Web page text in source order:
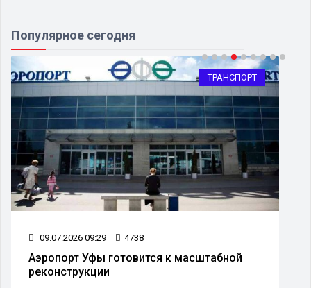
Популярное сегодня
ТРАНСПОРТ
09.07.2026 09:29 4738
Аэропорт Уфы готовится к масштабной
реконструкции